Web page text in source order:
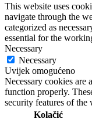
This website uses
navigate through the
categorized as
essential for the
Necessary
Necessary
Uvijek omogućeno
Necessary cookies are
function properly.
security features of the
Kolačić